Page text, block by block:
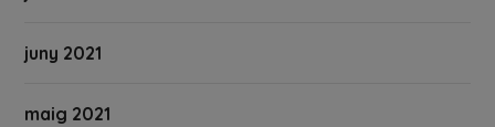
juny 2021
maig 2021